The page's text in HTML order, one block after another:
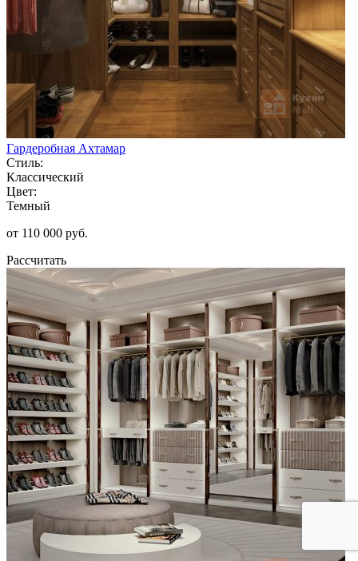
Гардеробная Ахтамар
Стиль:
Классический
Цвет:
Темный
от 110 000 руб.
Рассчитать